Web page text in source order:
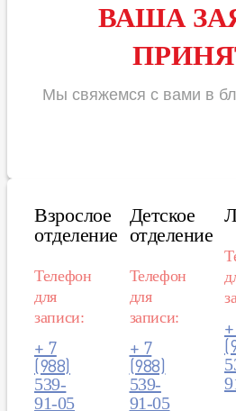
ВАША
Мы свяжемся с вами в
Взрослое
отделение
Телефон
для
записи:
+ 7
(988)
539-
91-05
Детское
отделение
Телефон
для
записи:
+ 7
(988)
539-
91-05